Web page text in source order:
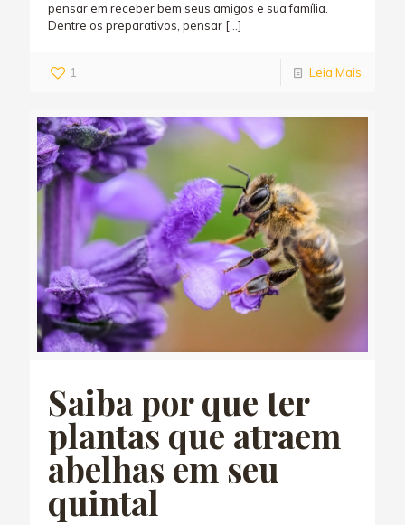
pensar em receber bem seus amigos e sua família.
Dentre os preparativos, pensar […]
1 Leia Mais
Saiba por que ter
plantas que atraem
abelhas em seu
quintal